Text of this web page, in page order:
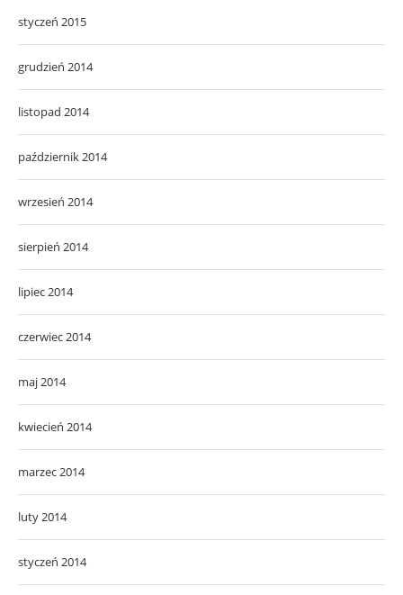
styczeń 2015
grudzień 2014
listopad 2014
październik 2014
wrzesień 2014
sierpień 2014
lipiec 2014
czerwiec 2014
maj 2014
kwiecień 2014
marzec 2014
luty 2014
styczeń 2014